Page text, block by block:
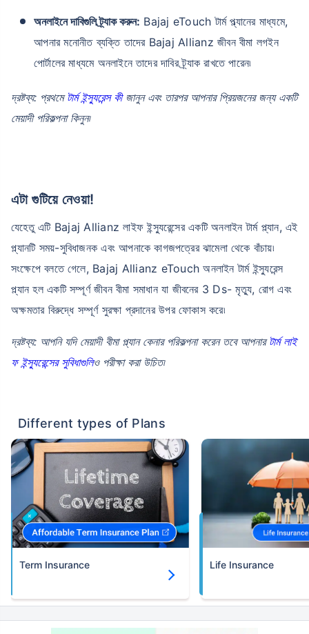
অনলাইনে দাবিগুলি ট্র্যাক করুন: Bajaj eTouch টার্ম প্ল্যানের মাধ্যমে,
আপনার মনোনীত ব্যক্তি তাদের Bajaj Allianz জীবন বীমা লগইন
পোর্টালের মাধ্যমে অনলাইনে তাদের দাবির ট্র্যাক রাখতে পারেন৷
দ্রষ্টব্য: প্রথমেটার্ম ইন্স্যুরেন্স কীজানুন এবং তারপর আপনার প্রিয়জনের জন্য একটি
মেয়াদী পরিকল্পনা কিনুন৷
এটা গুটিয়ে নেওয়া!
যেহেতু এটি Bajaj Allianz লাইফ ইন্স্যুরেন্সের একটি অনলাইন টার্ম প্ল্যান, এই
প্ল্যানটি সময়-সুবিধাজনক এবং আপনাকে কাগজপত্রের ঝামেলা থেকে বাঁচায়৷
সংক্ষেপে বলতে গেলে, Bajaj Allianz eTouch অনলাইন টার্ম ইন্স্যুরেন্স
প্ল্যান হল একটি সম্পূর্ণ জীবন বীমা সমাধান যা জীবনের 3 Ds- মৃত্যু, রোগ এবং
অক্ষমতার বিরুদ্ধে সম্পূর্ণ সুরক্ষা প্রদানের উপর ফোকাস করে৷
দ্রষ্টব্য: আপনি যদি মেয়াদী বীমা প্ল্যান কেনার পরিকল্পনা করেন তবে আপনারটার্ম লাই
ফ ইন্স্যুরেন্সের সুবিধাগুলিও পরীক্ষা করা উচিত৷
Different types of Plans
Term Insurance Life Insurance